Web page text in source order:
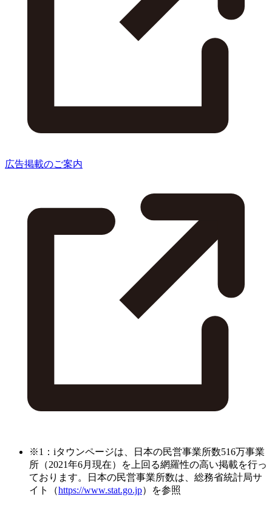
広告掲載のご案内
※1：iタウンページは、日本の民営事業所数516万事業
所（2021年6月現在）を上回る網羅性の高い掲載を行っ
ております。日本の民営事業所数は、総務省統計局サ
イト（https://www.stat.go.jp）を参照